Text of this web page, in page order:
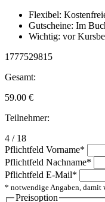
Flexibel:
Gutscheine: Im
Wichtig: vor
1777529815
Gesamt:
59.00 €
Teilnehmer:
4 / 18
Pflichtfeld Vorname*
Pflichtfeld Nachname*
Pflichtfeld E-Mail*
* notwendige Angaben,
Preisoption